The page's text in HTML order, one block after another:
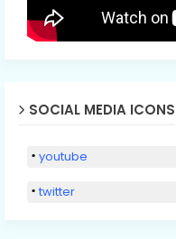
SOCIAL MEDIA ICONS
youtube
twitter